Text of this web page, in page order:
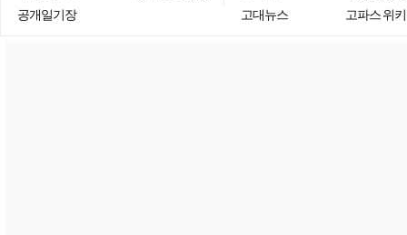
공개일기장 고대뉴스
고파스 위키